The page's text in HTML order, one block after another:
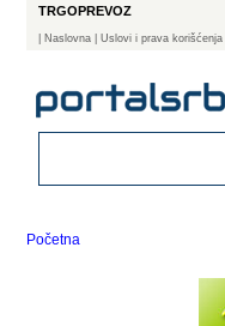
TRGOPREVOZ
Naslovna | Uslovi i prava korišćenja
Početna